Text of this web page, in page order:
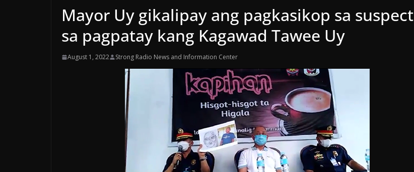
Mayor Uy gikalipay ang pagkasikop sa suspect
sa pagpatay kang Kagawad Tawee Uy
August 1, 2022 Strong Radio News and Information Center